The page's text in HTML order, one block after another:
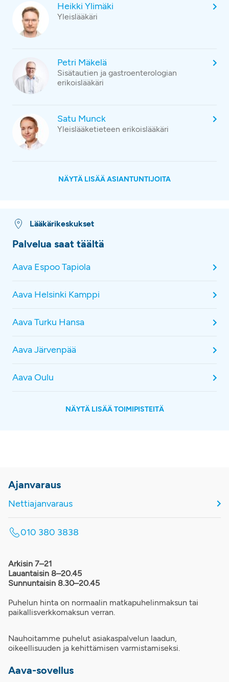
Heikki Ylimäki
Yleislääkäri
Petri Mäkelä
Sisätautien ja gastroenterologian
erikoislääkäri
Satu Munck
Yleislääketieteen erikoislääkäri
NÄYTÄ LISÄÄ ASIANTUNTIJOITA
Lääkärikeskukset
Palvelua saat täältä
Aava Espoo Tapiola
Aava Helsinki Kamppi
Aava Turku Hansa
Aava Järvenpää
Aava Oulu
NÄYTÄ LISÄÄ TOIMIPISTEITÄ
Ajanvaraus
Nettiajanvaraus
010 380 3838
Arkisin 7–21
Lauantaisin 8–20.45
Sunnuntaisin 8.30–20.45
Puhelun hinta on normaalin matkapuhelinmaksun tai
paikallisverkkomaksun verran.
Nauhoitamme puhelut asiakaspalvelun laadun,
oikeellisuuden ja kehittämisen varmistamiseksi.
Aava-sovellus